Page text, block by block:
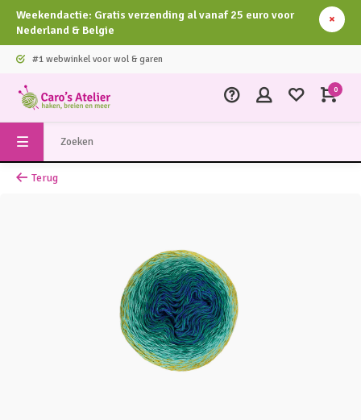
Weekendactie: Gratis verzending al vanaf 25 euro voor
Nederland & Belgie
#1 webwinkel voor wol & garen
0
Terug